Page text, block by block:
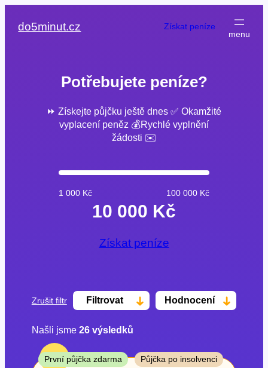
do5minut.cz Získat peníze
Potřebujete peníze?
⏩ Získejte půjčku ještě dnes ✅ Okamžité
vyplacení peněz 💰Rychlé vyplnění
žádosti ✉️
1 000 Kč 100 000 Kč
10 000 Kč
Získat peníze
Zrušit filtr Filtrovat Hodnocení
Cena
Od
Našli jsme 26výsledků
TOP
První půjčka zdarma Půjčka po insolvenci